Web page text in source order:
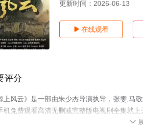
更新时间： 2026-06-13
 在线观看
评分
上风云》是一部由朱少杰导演执导，张雯,马
机免费观看高清无删减完整版电视剧全集就
